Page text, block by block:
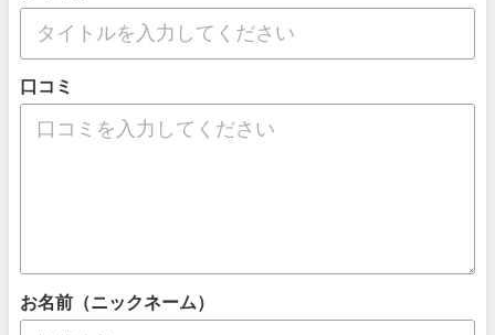
口コミ
お名前（ニックネーム）